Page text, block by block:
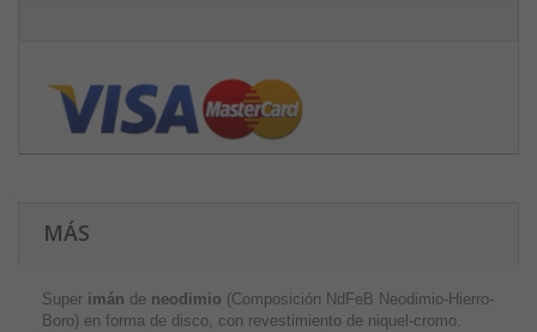
MÁS
Super imán de neodimio (Composición NdFeB Neodimio-Hierro-
Boro) en forma de disco, con revestimiento de niquel-cromo.